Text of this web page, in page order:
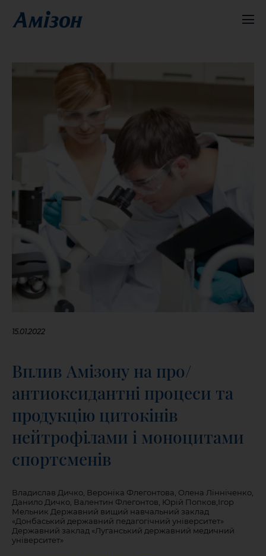
15.01.2022
Вплив Амізону на про/
антиоксидантні процеси та
продукцію цитокінів
нейтрофілами і моноцитами
спортсменів
Владислав Дичко, Вероніка Флегонтова, Олена Лінніченко,
Данило Дичко, Валентин Флегонтов, Юрій Попков,Ігор
Мельник Державний вищий навчальний заклад
«Донбаський державний педагогічний університет»
Державний заклад «Луганський державний медичний
університет»